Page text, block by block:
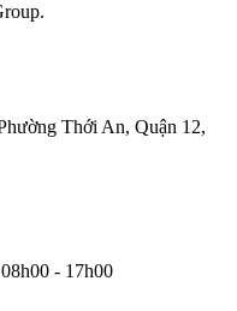
Thới An, Quận 12,
- 17h00